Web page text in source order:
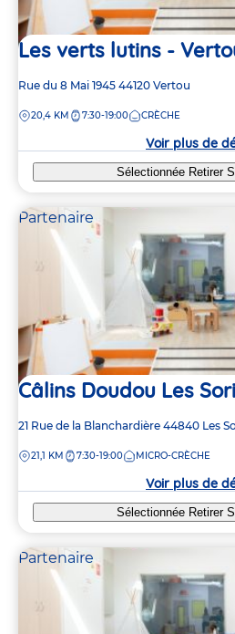
Les verts lutins -
Adresse
la
Rue du 8 Mai 1945 44120 Vertou
DISTANCE
20,4 KM 7:30-19:00 CRÈCHE
Voir plus de
Sélectionnée Retirer
Partenaire
Câlins Doudou Les
Adresse
la
21 Rue de la Blanchardière 44840 Les
DISTANCE
21,1 KM 7:30-19:00 MICRO-CRÈCHE
Voir plus de
Sélectionnée Retirer
Partenaire
2
2